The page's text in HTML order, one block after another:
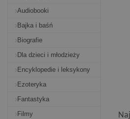
Audiobooki
Bajka i baśń
Biografie
Dla dzieci i młodzieży
Encyklopedie i leksykony
Ezoteryka
Fantastyka
Filmy